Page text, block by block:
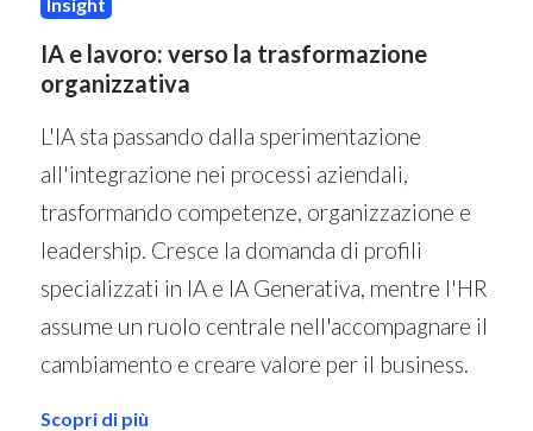
IA e lavoro: verso la trasformazione
organizzativa
L'IA sta passando dalla sperimentazione
all'integrazione nei processi aziendali,
trasformando competenze, organizzazione e
leadership. Cresce la domanda di profili
specializzati in IA e IA Generativa, mentre l'HR
assume un ruolo centrale nell'accompagnare il
cambiamento e creare valore per il business.
Scopri di più